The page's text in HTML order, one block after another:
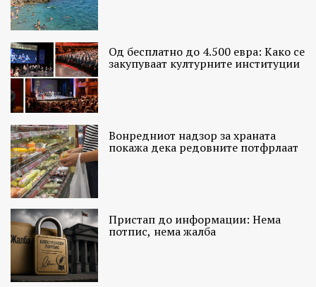
Од бесплатно до 4.500 евра: Како се
закупуваат културните институции
Вонредниот надзор за храната
покажа дека редовните потфрлаат
Пристап до информации: Нема
потпис, нема жалба